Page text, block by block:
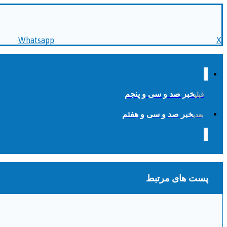
X
Whatsapp
قبلیخبر صد و سی و پنجم
بعدیخبر صد و سی و هفتم
پست های مرتبط